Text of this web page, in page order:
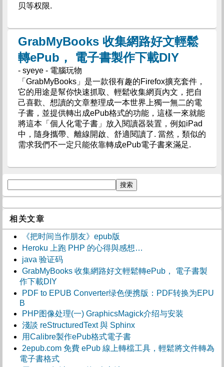
贝等权限.
GrabMyBooks 收集網路好文輕鬆
轉ePub， 電子書製作下載DIY
- syeye - 電腦玩物
「GrabMyBooks」是一款很有趣的Firefox擴充套件，
它的用途是幫你快速抓取、輕鬆收集網頁內文，把自
己喜歡、想讀的文章整理成一本世界上獨一無二的電
子書，並提供轉出成ePub格式的功能，這樣一來就能
將這本「個人化電子書」放入閱讀器裝置，例如iPad
中，隨身攜帶、離線開啟、舒適閱讀了. 當然，類似的
需求我們不一定只能依靠轉成ePub電子書來滿足.
相关文章
《把时间当作朋友》epub版
Heroku 上跑 PHP 的心得與感想…
java 验证码
GrabMyBooks 收集網路好文輕鬆轉ePub， 電子書製
作下載DIY
PDF to EPUB Converter绿色便携版：PDF转换为EPU
B
PHP图像处理(一) GraphicsMagick介绍与安装
淺談 reStructuredText 與 Sphinx
用Calibre製作ePub格式電子書
2epub.com 免費 ePub 線上轉檔工具，輕鬆將文件轉為
電子書格式